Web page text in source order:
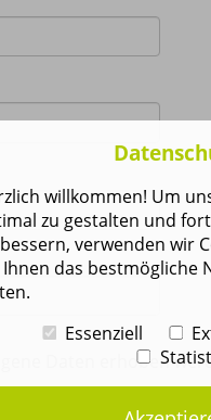
Daten erhoben
willkommen! Um
zu gestalten und
verwenden wir
das bestmögliche
Essenziell